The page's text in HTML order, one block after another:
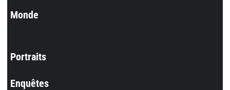
Monde
Portraits
Enquêtes